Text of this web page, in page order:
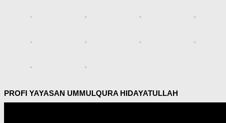
PROFI YAYASAN UMMULQURA HIDAYATULLAH